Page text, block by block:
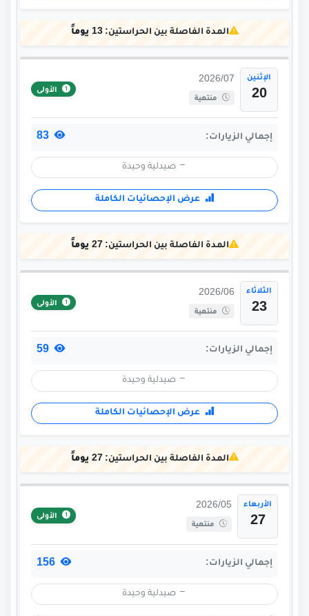
المدة الفاصلة بين الحراستين:13 يوماً
الإثنين
20
2026/07
منتهية
الأولى
إجمالي الزيارات:
صيدلية وحيدة
عرض الإحصائيات الكاملة
المدة الفاصلة بين الحراستين: 27 يوماً
الثلاثاء
23
2026/06
منتهية
الأولى
إجمالي الزيارات:
صيدلية وحيدة
عرض الإحصائيات الكاملة
المدة الفاصلة بين الحراستين: 27 يوماً
الأربعاء
27
2026/05
منتهية
الأولى
إجمالي الزيارات:
صيدلية وحيدة